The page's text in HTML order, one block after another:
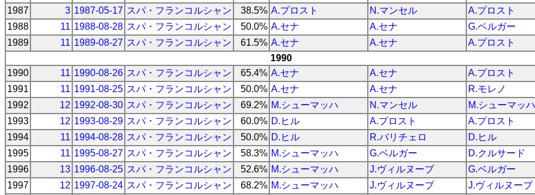
1987
3 1987-05-17 スパ・フランコルシャン 38.5% A.プロスト N.マンセル
A.プロスト
1988
11 1988-08-28 スパ・フランコルシャン 50.0% A.セナ A.セナ
G.ベルガー
1989
11 1989-08-27 スパ・フランコルシャン 61.5% A.セナ A.セナ
A.プロスト
1990
1990
11 1990-08-26 スパ・フランコルシャン 65.4% A.セナ A.セナ
A.プロスト
1991
11 1991-08-25 スパ・フランコルシャン 50.0% A.セナ A.セナ
R.モレノ
1992
12 1992-08-30 スパ・フランコルシャン 69.2% M.シューマッハ N.マンセル
M.シューマッハ
1993
12 1993-08-29 スパ・フランコルシャン 60.0% D.ヒル A.プロスト
A.プロスト
1994
11 1994-08-28 スパ・フランコルシャン 50.0% D.ヒル R.バリチェロ
D.ヒル
1995
11 1995-08-27 スパ・フランコルシャン 58.3% M.シューマッハ G.ベルガー
D.クルサード
1996
13 1996-08-25 スパ・フランコルシャン 52.6% M.シューマッハ J.ヴィルヌーブ
G.ベルガー
1997
12 1997-08-24 スパ・フランコルシャン 68.2% M.シューマッハ J.ヴィルヌーブ
J.ヴィルヌーブ